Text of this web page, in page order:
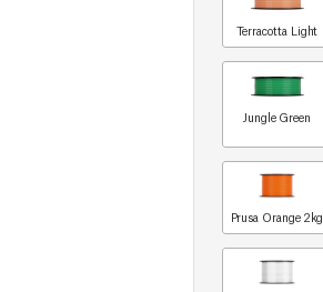
Terracotta Light
Jungle Green
Prusa Orange 2kg